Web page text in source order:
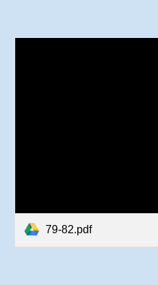
79-82.pdf